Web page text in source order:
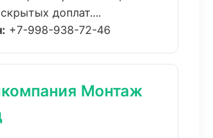
доплат....
+7-998-938-72-46
Монтаж